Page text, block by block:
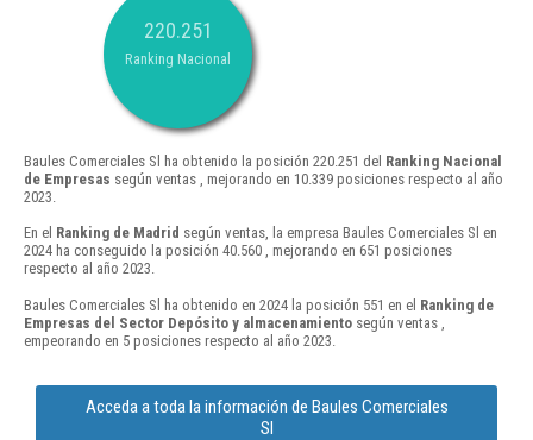
220.251
Ranking Nacional
Baules Comerciales Sl ha obtenido la posición 220.251 del Ranking Nacional
de Empresas según ventas , mejorando en 10.339 posiciones respecto al año
2023.
En el Ranking de Madrid según ventas, la empresa Baules Comerciales Sl en
2024 ha conseguido la posición 40.560 , mejorando en 651 posiciones
respecto al año 2023.
Baules Comerciales Sl ha obtenido en 2024 la posición 551 en el Ranking de
Empresas del Sector Depósito y almacenamiento según ventas ,
empeorando en 5 posiciones respecto al año 2023.
Acceda a toda la información de Baules Comerciales
Sl